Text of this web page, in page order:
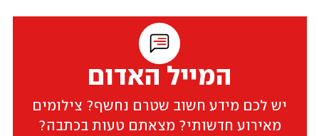
המייל האדום
יש לכם מידע חשוב שטרם נחשף? צילומים
מאירוע חדשותי? מצאתם טעות בכתבה?